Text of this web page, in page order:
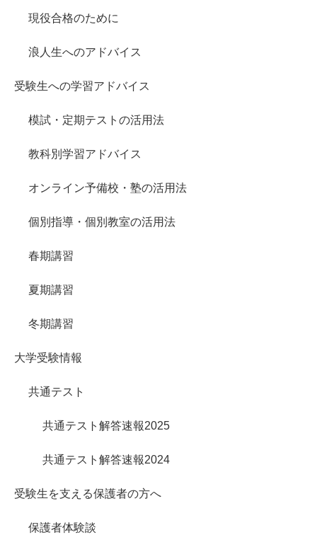
現役合格のために
浪人生へのアドバイス
受験生への学習アドバイス
模試・定期テストの活用法
教科別学習アドバイス
オンライン予備校・塾の活用法
個別指導・個別教室の活用法
春期講習
夏期講習
冬期講習
大学受験情報
共通テスト
共通テスト解答速報2025
共通テスト解答速報2024
受験生を支える保護者の方へ
保護者体験談